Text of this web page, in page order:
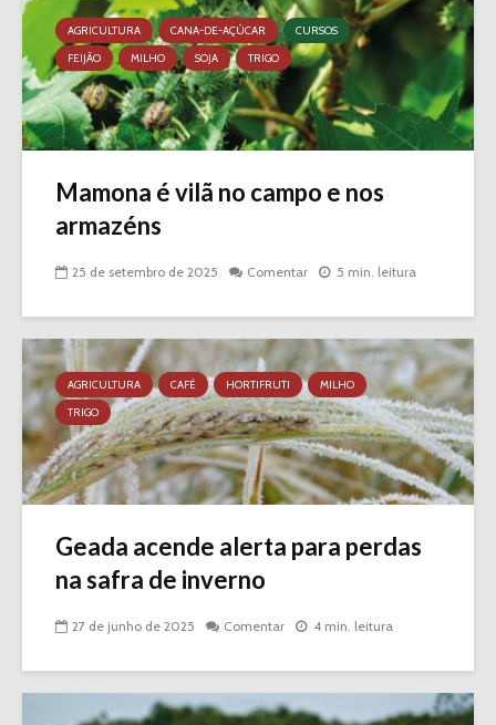
AGRICULTURA CANA-DE-AÇÚCAR
CURSOS
FEIJÃO
MILHO SOJA TRIGO
Mamona é vilã no campo e nos
armazéns
25 de setembro de 2025 Comentar 5 min. leitura
AGRICULTURA CAFÉ HORTIFRUTI
MILHO
TRIGO
Geada acende alerta para perdas
na safra de inverno
27 de junho de 2025 Comentar 4 min. leitura